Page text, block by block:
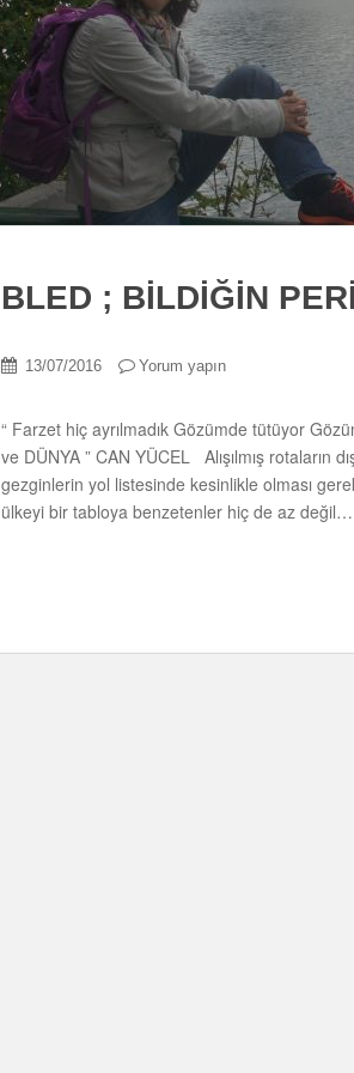
BLED ; BİLDİĞİN
13/07/2016 Yorum yapın
“ Farzet hiç ayrılmadık Gözümde tütüyor
ve DÜNYA ” CAN YÜCEL Alışılmış rotaların
gezginlerin yol listesinde kesinlikle olması
ülkeyi bir tabloya benzetenler hiç de az